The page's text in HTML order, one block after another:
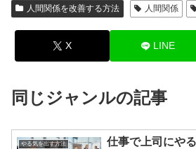
人間関係を改善する方法 人間関係
X LINE
同じジャンルの記事
やる気を出す方法
仕事で上司にや